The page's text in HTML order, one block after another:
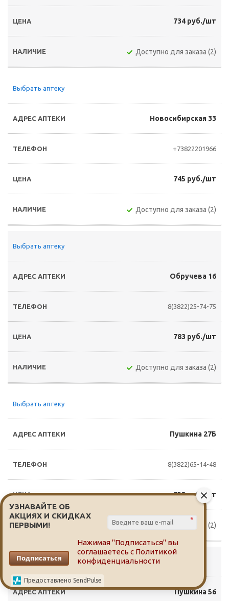
734 руб./шт
Доступно для заказа (2)
Выбрать аптеку
Новосибирская 33
+73822201966
745 руб./шт
Доступно для заказа (2)
Выбрать аптеку
Обручева 16
8(3822)25-74-75
783 руб./шт
Доступно для заказа (2)
Выбрать аптеку
Пушкина 27Б
8(3822)65-14-48
752 руб./шт
Доступно для заказа (2)
Выбрать аптеку
Пушкина 56
УЗНАВАЙТЕ ОБ
АКЦИЯХ И СКИДКАХ
ПЕРВЫМИ!
*
Подписаться
Нажимая "Подписаться" вы
соглашаетесь с Политикой
конфиденциальности
Предоставлено SendPulse